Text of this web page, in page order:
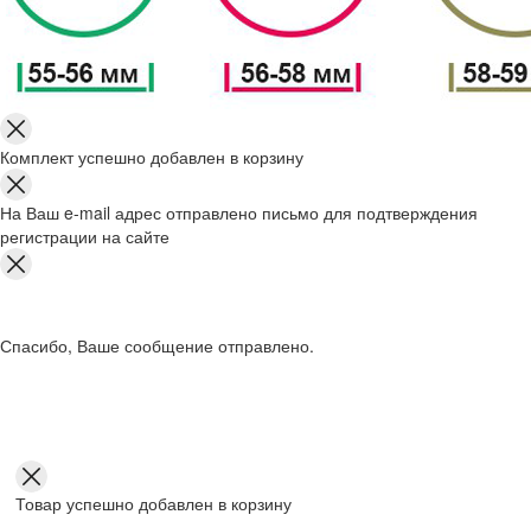
Комплект успешно добавлен в корзину
На Ваш e-mail адрес отправлено письмо для подтверждения
регистрации на сайте
Спасибо, Ваше сообщение отправлено.
Товар успешно добавлен в корзину